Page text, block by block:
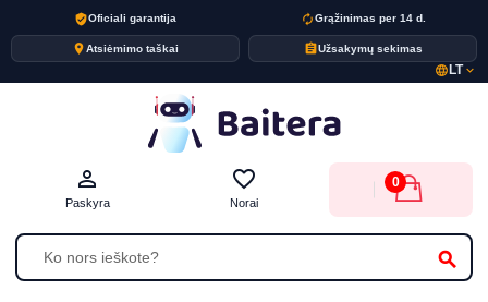
verified_userOficiali garantija autorenewGrąžinimas per 14 d.
placeAtsiėmimo taškai assignmentUžsakymų sekimas
language LTexpand_more
search
person_outline
Paskyra
favorite_border
Norai
0